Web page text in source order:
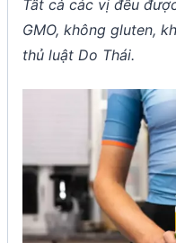
Tất cả các vị đều
GMO, không gluten,
thủ luật Do Thái.